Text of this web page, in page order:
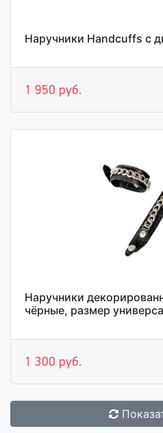
Наручники Handcuffs с
1 950 руб.
Наручники
чёрные, размер
1 300 руб.